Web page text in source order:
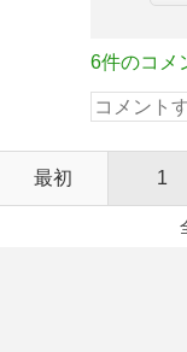
6件のコメ
最初 1